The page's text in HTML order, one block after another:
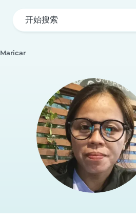
开始搜索
Maricar